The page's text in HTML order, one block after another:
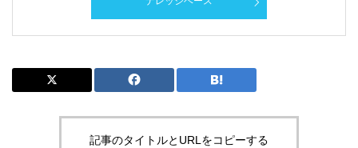
記事のタイトルとURLをコピーする